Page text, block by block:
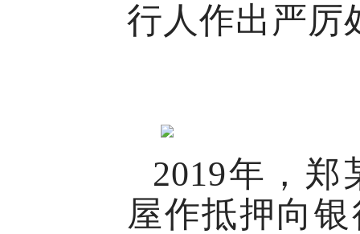
行人作出严厉
2019年，
屋作抵押向